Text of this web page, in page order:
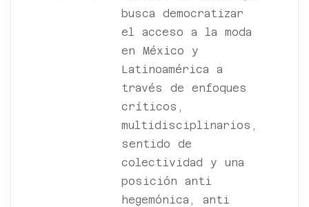
busca democratizar
el acceso a la moda
en México y
Latinoamérica a
través de enfoques
críticos,
multidisciplinarios,
sentido de
colectividad y una
posición anti
hegemónica, anti